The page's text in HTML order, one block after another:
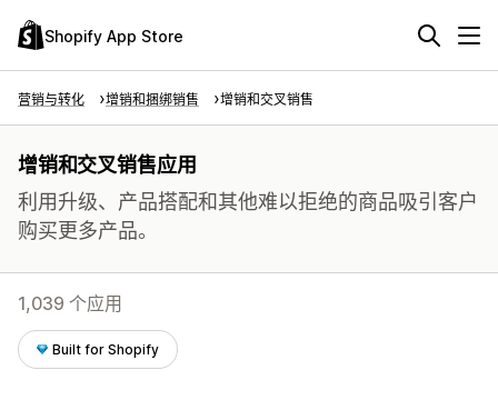
Shopify App Store
营销与转化 增销和捆绑销售 增销和交叉销售
增销和交叉销售应用
利用升级、产品搭配和其他难以拒绝的商品吸引客户
购买更多产品。
1,039 个应用
Built for Shopify